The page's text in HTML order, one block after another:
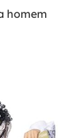
homem